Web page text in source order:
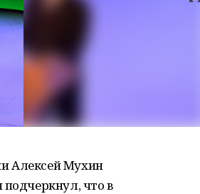
Алексей Мухин
что в